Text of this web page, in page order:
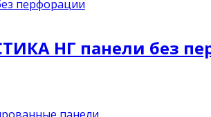
НГ панели без